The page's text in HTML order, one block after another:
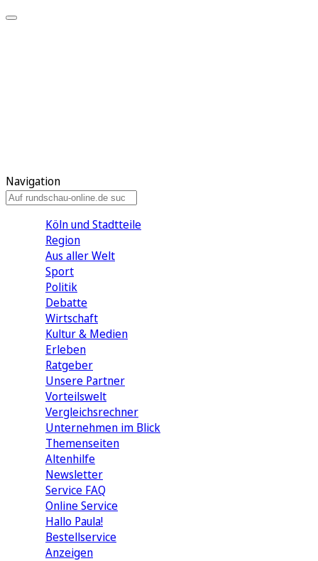
Navigation
Köln und Stadtteile
Region
Aus aller Welt
Sport
Politik
Debatte
Wirtschaft
Kultur & Medien
Erleben
Ratgeber
Unsere Partner
Vorteilswelt
Vergleichsrechner
Unternehmen im Blick
Themenseiten
Altenhilfe
Newsletter
Service FAQ
Online Service
Hallo Paula!
Bestellservice
Anzeigen